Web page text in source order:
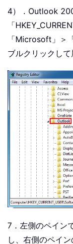
4）．Outlook
「
「Microsoft」＞
ブルクリックして
7．左側のペイン
し、右側のペイ